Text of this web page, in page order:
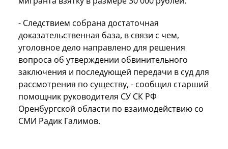
- Следствием собрана достаточная
доказательственная база, в связи с чем,
уголовное дело направлено для решения
вопроса об утверждении обвинительного
заключения и последующей передачи в суд для
рассмотрения по существу, - сообщил старший
помощник руководителя СУ СК РФ
Оренбургской области по взаимодействию со
СМИ Радик Галимов.